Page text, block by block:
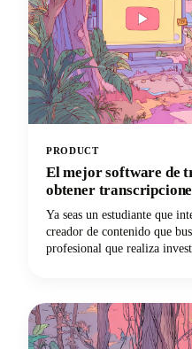
PRODUCT
El mejor software de
obtener
Ya seas un estudiante que
creador de contenido que
profesional que realiza